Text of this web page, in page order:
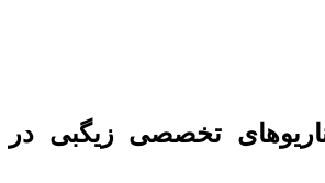
تخصصی زیگبی در